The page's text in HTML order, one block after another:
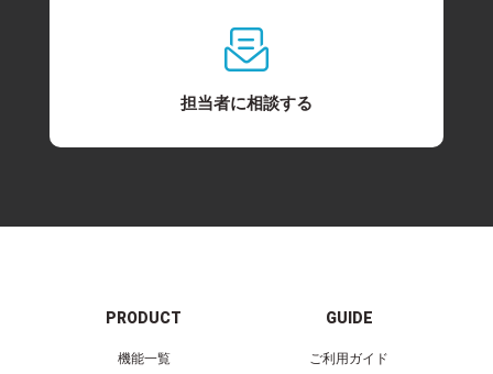
担当者に相談する
PRODUCT
機能一覧
GUIDE
ご利用ガイド